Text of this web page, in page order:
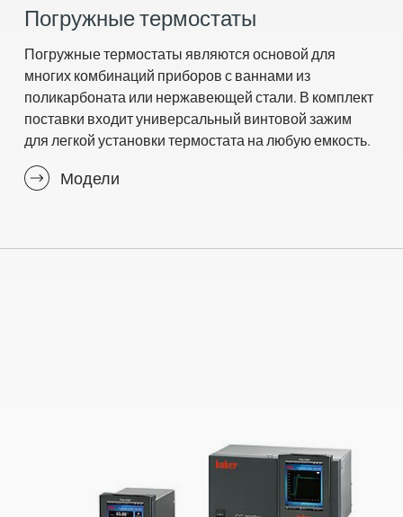
Погружные термостаты
Погружные термостаты являются основой для
многих комбинаций приборов с ваннами из
поликарбоната или нержавеющей стали. В комплект
поставки входит универсальный винтовой зажим
для легкой установки термостата на любую емкость.
Модели